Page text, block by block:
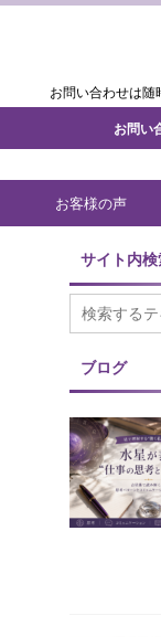
お問い合わせは
お問い
お客様の声
サイト内検
ブログ